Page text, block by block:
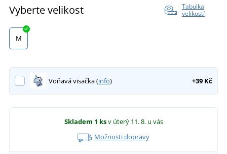
Vyberte velikost
Tabulka
velikostí
M
Voňavá visačka (info) +39 Kč
Skladem 1 ksv úterý 11. 8. u vás
Možnosti dopravy